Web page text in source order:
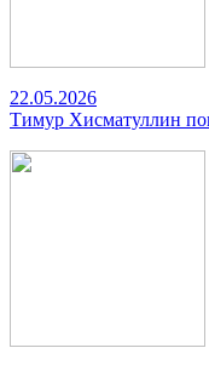
22.05.2026
Тимур Хисматуллин